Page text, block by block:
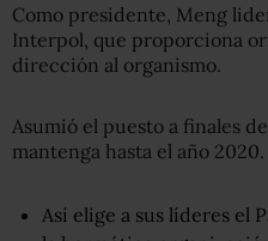
Como presidente, Meng
Interpol, que proporciona
dirección al organismo.
Asumió el puesto a finales
mantenga hasta el año 2020.
Así elige a sus líderes el